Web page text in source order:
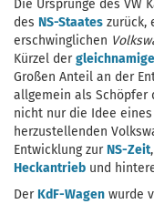
Die Ursprünge des VW
des NS-Staates zurück,
erschwinglichen
Kürzel der
Großen Anteil an der
allgemein als Schöpfer
nicht nur die Idee
herzustellenden
Entwicklung zur NS-Zeit
Heckantrieb und
Der KdF-Wagen wurde